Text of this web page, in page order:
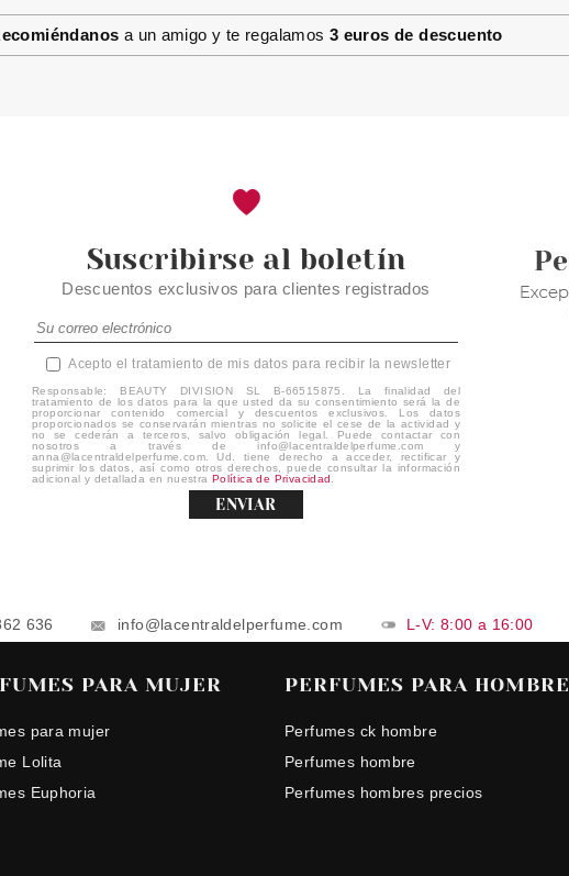
desde
a un amigo y te regalamos 3 euros de descuento
Suscribirse al boletín
Descuentos exclusivos para clientes registrados
Acepto el tratamiento de mis datos para recibir la newsletter
Responsable: BEAUTY DIVISION SL B-66515875. La finalidad del
tratamiento de los datos para la que usted da su consentimiento será la de
proporcionar contenido comercial y descuentos exclusivos. Los datos
proporcionados se conservarán mientras no solicite el cese de la actividad y
no se cederán a terceros, salvo obligación legal. Puede contactar con
nosotros a través de info@lacentraldelperfume.com y
anna@lacentraldelperfume.com. Ud. tiene derecho a acceder, rectificar y
suprimir los datos, así como otros derechos, puede consultar la información
adicional y detallada en nuestra Política de Privacidad
ENVIAR
636 info@lacentraldelperfume.com L-V: 8:00 a 16:00
PARA MUJER
para mujer
Lolita
Euphoria
PERFUMES PARA HOMBRE
Perfumes ck hombre
Perfumes hombre
Perfumes hombres precios